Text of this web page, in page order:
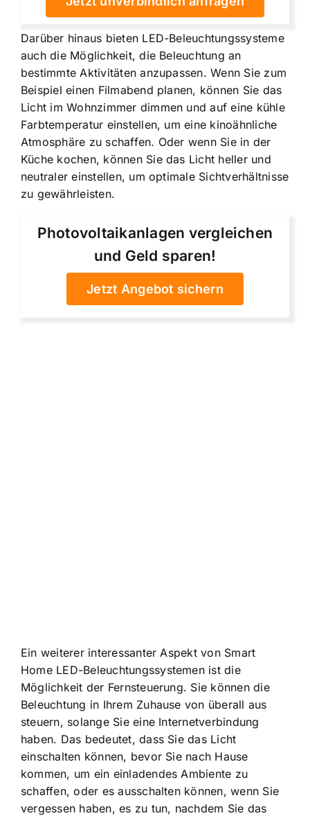
Darüber hinaus bieten LED-Beleuchtungssysteme
auch die Möglichkeit, die Beleuchtung an
bestimmte Aktivitäten anzupassen. Wenn Sie zum
Beispiel einen Filmabend planen, können Sie das
Licht im Wohnzimmer dimmen und auf eine kühle
Farbtemperatur einstellen, um eine kinoähnliche
Atmosphäre zu schaffen. Oder wenn Sie in der
Küche kochen, können Sie das Licht heller und
neutraler einstellen, um optimale Sichtverhältnisse
zu gewährleisten.
Photovoltaikanlagen vergleichen
und Geld sparen!
Jetzt Angebot sichern
Ein weiterer interessanter Aspekt von Smart
Home LED-Beleuchtungssystemen ist die
Möglichkeit der Fernsteuerung. Sie können die
Beleuchtung in Ihrem Zuhause von überall aus
steuern, solange Sie eine Internetverbindung
haben. Das bedeutet, dass Sie das Licht
einschalten können, bevor Sie nach Hause
kommen, um ein einladendes Ambiente zu
schaffen, oder es ausschalten können, wenn Sie
vergessen haben, es zu tun, nachdem Sie das